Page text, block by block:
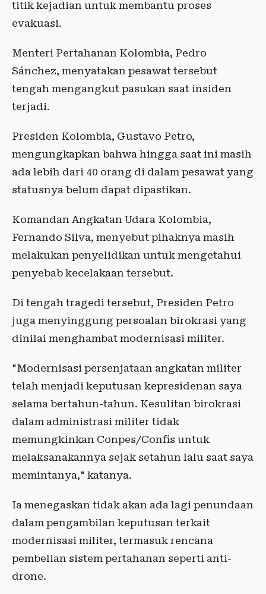
titik kejadian untuk membantu proses
evakuasi.
Menteri Pertahanan Kolombia, Pedro
Sánchez, menyatakan pesawat tersebut
tengah mengangkut pasukan saat insiden
terjadi.
Presiden Kolombia, Gustavo Petro,
mengungkapkan bahwa hingga saat ini masih
ada lebih dari 40 orang di dalam pesawat yang
statusnya belum dapat dipastikan.
Komandan Angkatan Udara Kolombia,
Fernando Silva, menyebut pihaknya masih
melakukan penyelidikan untuk mengetahui
penyebab kecelakaan tersebut.
Di tengah tragedi tersebut, Presiden Petro
juga menyinggung persoalan birokrasi yang
dinilai menghambat modernisasi militer.
"Modernisasi persenjataan angkatan militer
telah menjadi keputusan kepresidenan saya
selama bertahun-tahun. Kesulitan birokrasi
dalam administrasi militer tidak
memungkinkan Conpes/Confis untuk
melaksanakannya sejak setahun lalu saat saya
memintanya," katanya.
Ia menegaskan tidak akan ada lagi penundaan
dalam pengambilan keputusan terkait
modernisasi militer, termasuk rencana
pembelian sistem pertahanan seperti anti-
drone.